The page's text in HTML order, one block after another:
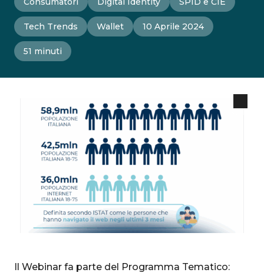
Tech Trends Wallet 10 Aprile 2024
51 minuti
Il Webinar fa parte del Programma Tematico: